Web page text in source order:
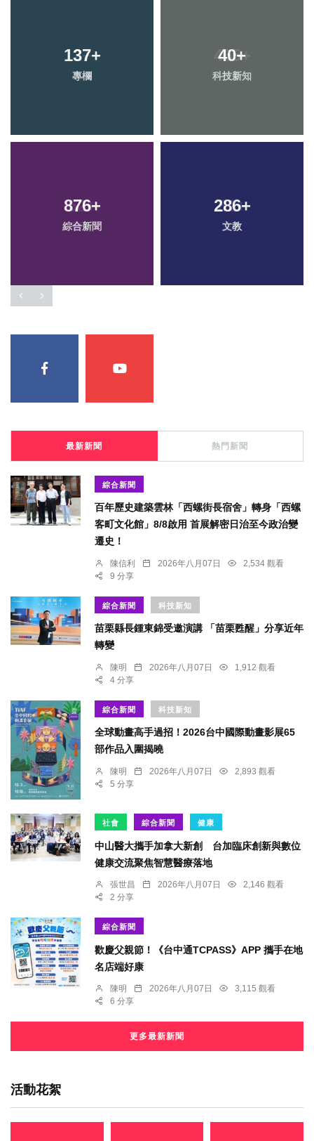
137+
專欄
40+
科技新知
876+
綜合新聞
286+
文教
最新新聞 熱門新聞
綜合新聞
百年歷史建築雲林「西螺街長宿舍」轉身「西螺
客町文化館」8/8啟用 首展解密日治至今政治變
遷史！
陳信利 2026年八月07日
2,534 觀看
9 分享
綜合新聞 科技新知
苗栗縣長鍾東錦受邀演講 「苗栗甦醒」分享近年
轉變
陳明 2026年八月07日
1,912 觀看
4 分享
綜合新聞 科技新知
全球動畫高手過招！2026台中國際動畫影展65
部作品入圍揭曉
陳明 2026年八月07日
2,893 觀看
5 分享
社會 綜合新聞 健康
中山醫大攜手加拿大新創 台加臨床創新與數位
健康交流聚焦智慧醫療落地
張世昌 2026年八月07日
2,146 觀看
2 分享
綜合新聞
歡慶父親節！《台中通TCPASS》APP 攜手在地
名店端好康
陳明 2026年八月07日
3,115 觀看
6 分享
更多最新新聞
活動花絮